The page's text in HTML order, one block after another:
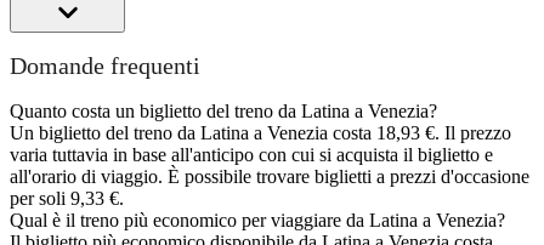
Domande frequenti
Quanto costa un biglietto del treno da Latina a Venezia?
Un biglietto del treno da Latina a Venezia costa 18,93 €. Il prezzo
varia tuttavia in base all'anticipo con cui si acquista il biglietto e
all'orario di viaggio. È possibile trovare biglietti a prezzi d'occasione
per soli 9,33 €.
Qual è il treno più economico per viaggiare da Latina a Venezia?